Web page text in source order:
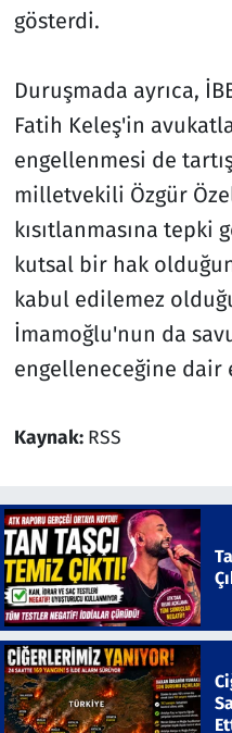
gösterdi.
Duruşmada ayrıca,
Fatih Keleş'in
engellenmesi de
milletvekili Özgür
kısıtlanmasına tepki
kutsal bir hak
kabul edilemez
İmamoğlu'nun da
engelleneceğine
Kaynak: RSS